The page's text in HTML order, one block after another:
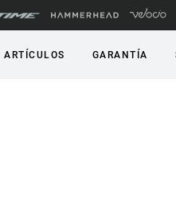
ARTÍCULOS GARANTÍA